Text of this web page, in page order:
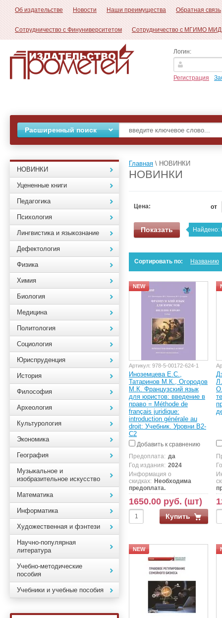
Об издательстве Новости Наши преимущества Обратная связь
Сотрудничество с Финуниверситетом Сотрудничество с МГИМО МИД
Логин:
Регистрация
Расширенный поиск
НОВИНКИ
Уцененные книги
Педагогика
Психология
Лингвистика и языкознание
Дефектология
Физика
Химия
Биология
Медицина
Политология
Социология
Юриспруденция
История
Философия
Археология
Культурология
Экономика
География
Музыкальное и
изобразительное искусство
Математика
Информатика
Художественная и фэнтези
Научно-популярная
литература
Учебно-методические
пособия
Учебники и учебные пособия
Главная \ НОВИНКИ
НОВИНКИ
Цена: от
Показать Найдено:
Сортировать по: Названию
NEW
Артикул: 978-5-00172-624-1
Иноземцева Е.С.,
Татаринов М.К., Огородов
М.К. Французский язык
для юристов: введение в
право = Méthode de
français juridique:
introduction générale au
droit: Учебник. Уровни B2-
C2
Добавить к сравнению
Предоплата: да
Год издания: 2024
Информация о
скидках: Необходима
предоплата.
1650.00 руб. (шт)
Купить
NEW